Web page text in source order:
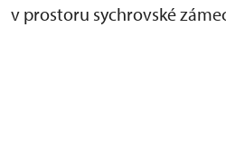
v prostoru sychrovské